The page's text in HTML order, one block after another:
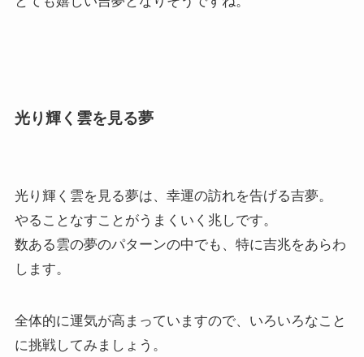
光り輝く雲を見る夢
光り輝く雲を見る夢は、幸運の訪れを告げる吉夢。
やることなすことがうまくいく兆しです。
数ある雲の夢のパターンの中でも、特に吉兆をあらわ
します。
全体的に運気が高まっていますので、いろいろなこと
に挑戦してみましょう。